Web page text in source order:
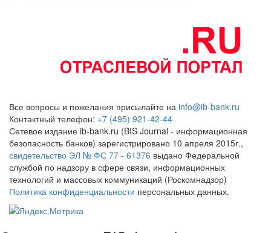
Все вопросы и пожелания присылайте на info@ib-bank.ru
Контактный телефон: +7 (495) 921-42-44
Сетевое издание ib-bank.ru (BIS Journal - информационная
безопасность банков) зарегистрировано 10 апреля 2015г.,
свидетельство ЭЛ № ФС 77 - 61376 выдано Федеральной
службой по надзору в сфере связи, информационных
технологий и массовых коммуникаций (Роскомнадзор)
Политика конфиденциальности персональных данных.